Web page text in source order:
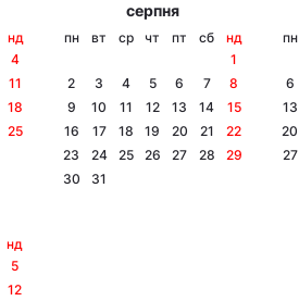
нд
4
11
18
25
серпня
пн вт ср чт пт сб
нд
1
2
3 4 5 6 7
8
9
10 11 12 13 14
15
16
17 18 19 20 21
22
23
24 25 26 27 28
29
30
31
пн
6
13
20
27
нд
5
12